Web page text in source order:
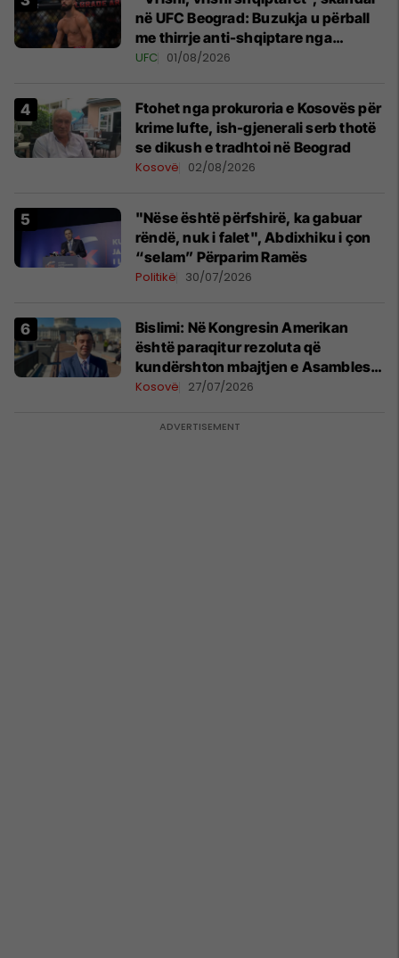
në UFC Beograd: Buzukja u përball
me thirrje anti-shqiptare nga
tribunat
UFC 01/08/2026
Ftohet nga prokuroria e Kosovës për
krime lufte, ish-gjenerali serb thotë
se dikush e tradhtoi në Beograd
Kosovë 02/08/2026
"Nëse është përfshirë, ka gabuar
rëndë, nuk i falet", Abdixhiku i çon
“selam” Përparim Ramës
Politikë 30/07/2026
Bislimi: Në Kongresin Amerikan
është paraqitur rezoluta që
kundërshton mbajtjen e Asamblesë
Parlamentare të OSBE-së në
Kosovë 27/07/2026